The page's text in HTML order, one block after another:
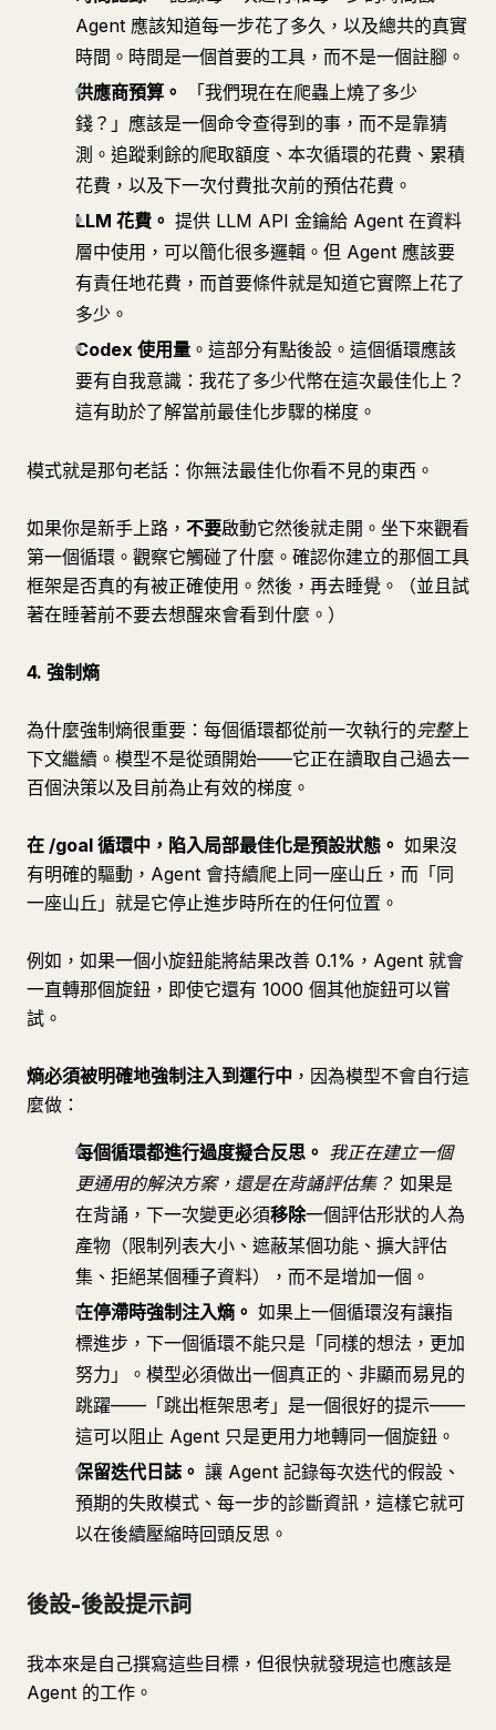
Agent 應該知道每一步花了多久，以及總共的真實
時間。時間是一個首要的工具，而不是一個註腳。
供應商預算。
「我們現在在爬蟲上燒了多少
錢？」應該是一個命令查得到的事，而不是靠猜
測。追蹤剩餘的爬取額度、本次循環的花費、累積
花費，以及下一次付費批次前的預估花費。
LLM 花費。 提供 LLM API 金鑰給 Agent 在資料
層中使用，可以簡化很多邏輯。但 Agent 應該要
有責任地花費，而首要條件就是知道它實際上花了
多少。
Codex 使用量 。這部分有點後設。這個循環應該
要有自我意識：我花了多少代幣在這次最佳化上？
這有助於了解當前最佳化步驟的梯度。
模式就是那句老話：你無法最佳化你看不見的東西。
如果你是新手上路， 不要啟動它然後就走開。坐下來觀看
第一個循環。觀察它觸碰了什麼。確認你建立的那個工具
框架是否真的有被正確使用。然後，再去睡覺。（並且試
著在睡著前不要去想醒來會看到什麼。）
4. 強制熵
為什麼強制熵很重要：每個循環都從前一次執行的完整上
下文繼續。模型不是從頭開始——它正在讀取自己過去一
百個決策以及目前為止有效的梯度。
在 /goal 循環中，陷入局部最佳化是預設狀態。 如果沒
有明確的驅動，Agent 會持續爬上同一座山丘，而「同
一座山丘」就是它停止進步時所在的任何位置。
例如，如果一個小旋鈕能將結果改善 0.1%，Agent 就會
一直轉那個旋鈕，即使它還有 1000 個其他旋鈕可以嘗
試。
熵必須被明確地強制注入到運行中 ，因為模型不會自行這
麼做：
每個循環都進行過度擬合反思。 我正在建立一個
更通用的解決方案，還是在背誦評估集？ 如果是
在背誦，下一次變更必須移除一個評估形狀的人為
產物（限制列表大小、遮蔽某個功能、擴大評估
集、拒絕某個種子資料），而不是增加一個。
在停滯時強制注入熵。 如果上一個循環沒有讓指
標進步，下一個循環不能只是「同樣的想法，更加
努力」。模型必須做出一個真正的、非顯而易見的
跳躍——「跳出框架思考」是一個很好的提示——
這可以阻止 Agent 只是更用力地轉同一個旋鈕。
保留迭代日誌。 讓 Agent 記錄每次迭代的假設、
預期的失敗模式、每一步的診斷資訊，這樣它就可
以在後續壓縮時回頭反思。
後設-後設提示詞
我本來是自己撰寫這些目標，但很快就發現這也應該是
Agent 的工作。